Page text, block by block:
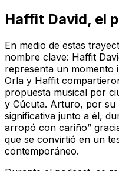
Haffit David, el
En medio de estas
nombre clave: Haffit
representa un momento
Orla y Haffit
propuesta musical por
y Cúcuta. Arturo, por su
significativa junto a él,
arropó con cariño”
que se convirtió en un
contemporáneo.